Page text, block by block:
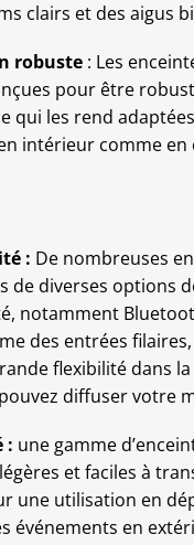
clairs et des aigus
robuste : Les
pour être
qui les rend
intérieur comme en
: De nombreuses
de diverses options
notamment
des entrées
flexibilité dans
diffuser votre
: une gamme
et faciles à
une utilisation en
événements en